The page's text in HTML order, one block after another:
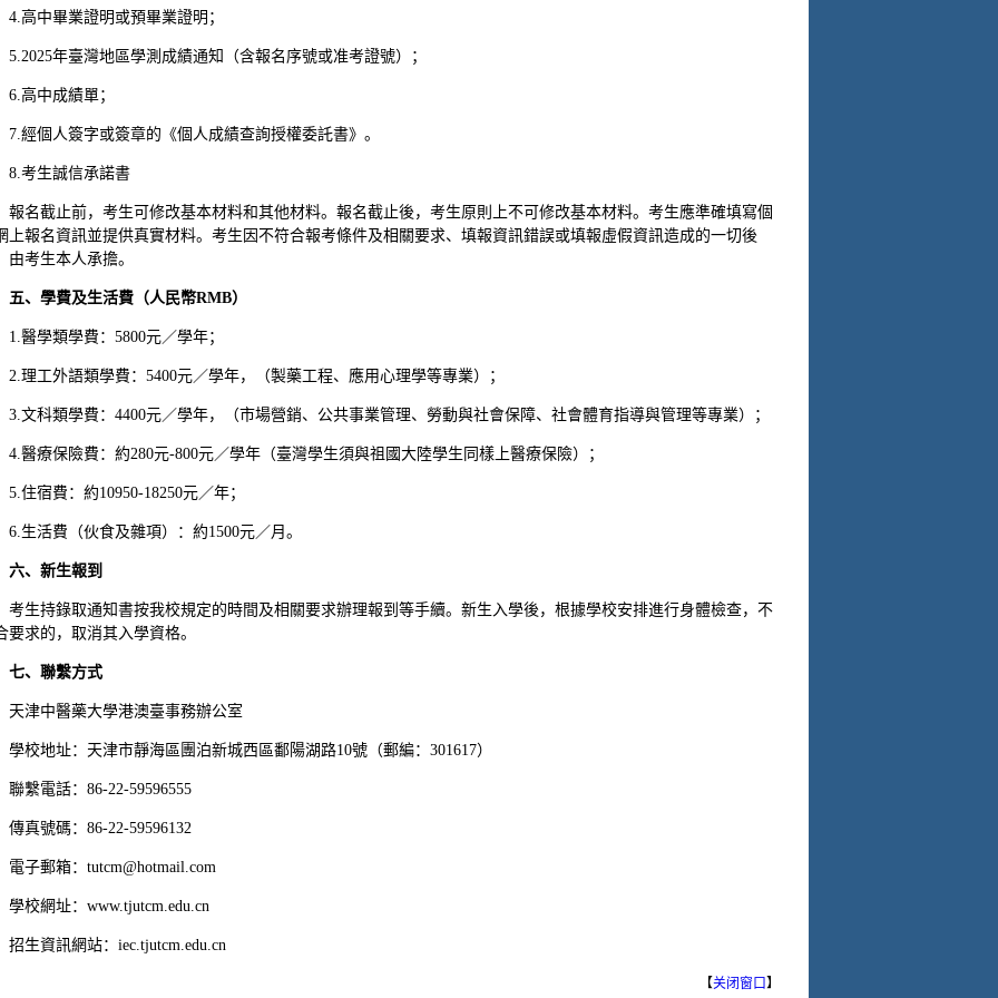
4.高中畢業證明或預畢業證明；
5.2025年臺灣地區學測成績通知（含報名序號或准考證號）；
6.高中成績單；
7.經個人簽字或簽章的《個人成績查詢授權委託書》。
8.考生誠信承諾書
報名截止前，考生可修改基本材料和其他材料。報名截止後，考生原則上不可修改基本材料。考生應準確填寫個
上報名資訊並提供真實材料。考生因不符合報考條件及相關要求、填報資訊錯誤或填報虛假資訊造成的一切後
由考生本人承擔。
五、學費及生活費（人民幣RMB）
1.醫學類學費：5800元／學年；
2.理工外語類學費：5400元／學年，（製藥工程、應用心理學等專業）；
3.文科類學費：4400元／學年，（市場營銷、公共事業管理、勞動與社會保障、社會體育指導與管理等專業）；
4.醫療保險費：約280元-800元／學年（臺灣學生須與祖國大陸學生同樣上醫療保險）；
5.住宿費：約10950-18250元／年；
6.生活費（伙食及雜項）：約1500元／月。
六、新生報到
考生持錄取通知書按我校規定的時間及相關要求辦理報到等手續。新生入學後，根據學校安排進行身體檢查，不
要求的，取消其入學資格。
七、聯繫方式
天津中醫藥大學港澳臺事務辦公室
學校地址：天津市靜海區團泊新城西區鄱陽湖路10號（郵編：301617）
聯繫電話：86-22-59596555
傳真號碼：86-22-59596132
電子郵箱：tutcm@hotmail.com
學校網址：www.tjutcm.edu.cn
招生資訊網站：iec.tjutcm.edu.cn
【关闭窗口】